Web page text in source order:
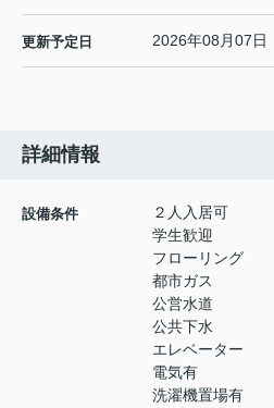
更新予定日 2026年08月07日
詳細情報
設備条件
２人入居可
学生歓迎
フローリング
都市ガス
公営水道
公共下水
エレベーター
電気有
洗濯機置場有